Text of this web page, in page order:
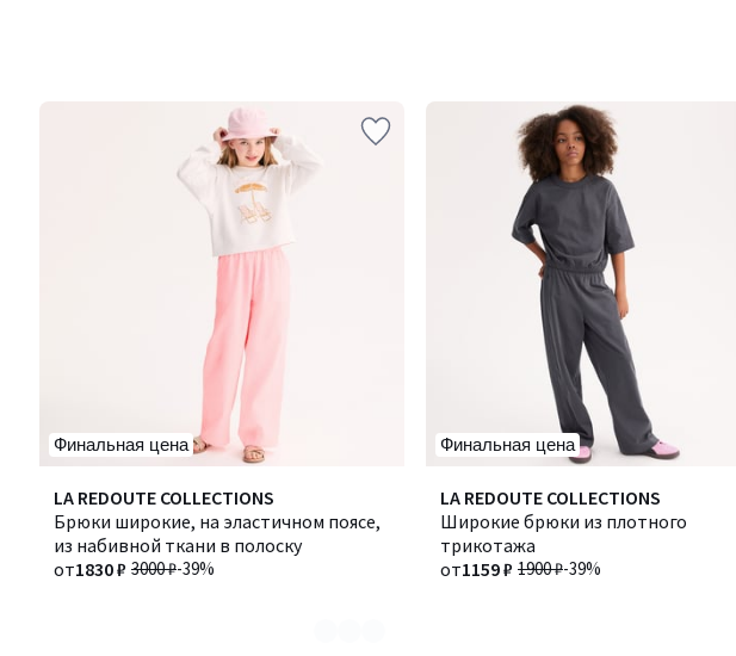
Финальная цена
LA REDOUTE COLLECTIONS
Брюки широкие, на эластичном поясе,
из набивной ткани в полоску
3000 ₽-39%
от1830 ₽
Количество
цветов:
2
Финальная цена
LA REDOUTE COLLECTIONS
Широкие брюки из плотного
трикотажа
1900 ₽-39%
от1159 ₽